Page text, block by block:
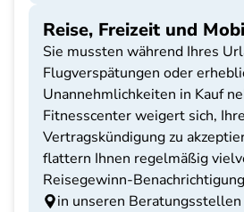
Reise, Freizeit und
Sie mussten während Ihres
Flugverspätungen oder
Unannehmlichkeiten in Kauf
Fitnesscenter weigert sich, Ihre
Vertragskündigung zu
flattern Ihnen regelmäßig
Reisegewinn-
in unseren Beratungsstellen